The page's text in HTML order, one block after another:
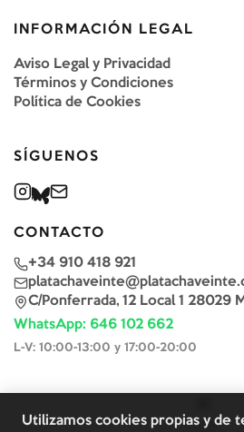
INFORMACIÓN LEGAL
Aviso Legal y Privacidad
Términos y Condiciones
Política de Cookies
SÍGUENOS
CONTACTO
+34 910 418 921
C/Ponferrada, 12 Local 1 28029
WhatsApp: 646 102 662
L-V: 10:00-13:00 y 17:00-20:00
Utilizamos cookies propias y de